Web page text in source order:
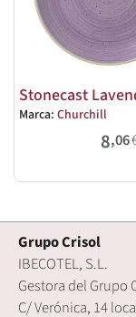
Stonecast
Marca: Churchill
8,06
Grupo Crisol
IBECOTEL, S.L.
Gestora del Grupo
C/ Verónica, 14